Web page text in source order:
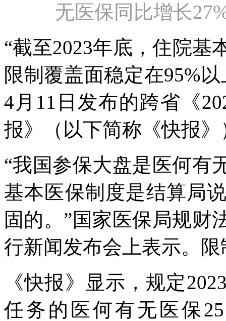
无医保同比增长
“截至2023年底，住院基
限制覆盖面稳定在95%
4月11日发布的跨省《
报》（以下简称《快报
“我国参保大盘是医何有
基本医保制度是结算局
固的。”国家医保局规财
行新闻发布会上表示。限
《快报》显示，规定
任务的医何有无医保